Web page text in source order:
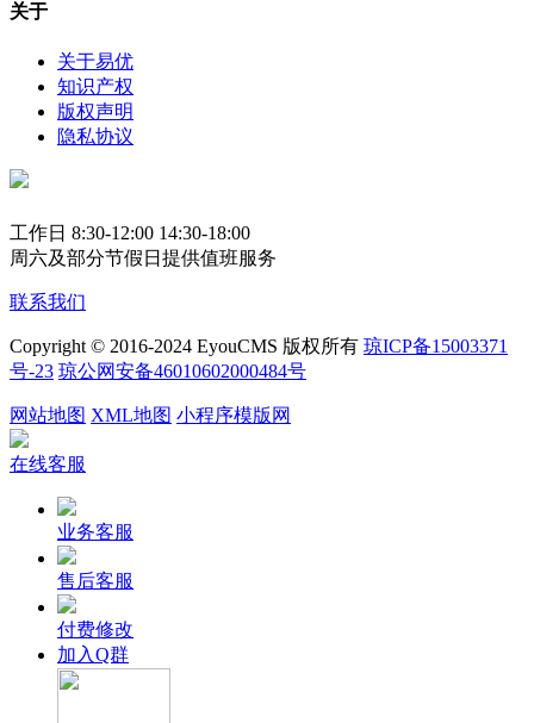
关于
关于易优
知识产权
版权声明
隐私协议
工作日 8:30-12:00 14:30-18:00
周六及部分节假日提供值班服务
联系我们
Copyright © 2016-2024 EyouCMS 版权所有 琼ICP备15003371
号-23 琼公网安备46010602000484号
网站地图 XML地图 小程序模版网
在线客服
业务客服
售后客服
付费修改
加入Q群